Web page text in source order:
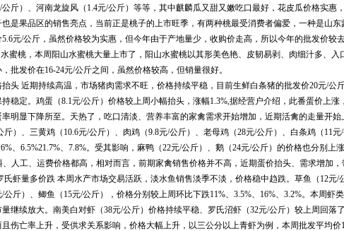
斤）、河南龙旋风（1.4元/公斤）等等，其中麒麟瓜又甜又嫩吃口最好，花皮瓜价格实惠
是果品区的销售亮点，当前正是桃子的上市旺季，有两种桃最受消费者偏爱，一种是山东
元/公斤，虽然价格较为实惠，但今年由于产地量少，收购价走高，所以今年的批发价较
蜜桃，本周阳山水蜜桃大量上市了，阳山水蜜桃以其形美色艳、皮韧易剥、肉细汁多、入
批发价在16-24元/公斤之间，虽然价格较高，但销量很好。
头 近期持续高温，市场猪肉需求不旺，价格持续平稳，目前生鲜白条猪的批发价20元/公
稳定。鸡蛋（8.1元/公斤）价格较上周小幅抬头，涨幅1.3%,据经营户介绍，此番蛋价上涨
明显下降所至。天热了，吃口清淡、营养丰富的家禽需求开始增加，近期活禽的走量开始
）、三黄鸡（10.6元/公斤）、肉鸡（9.8元/公斤）、老母鸡（28元/公斤）、白条鸡（11元
、6.5%21.7%、7.8%。受其影响，麻鸭（22元/公斤）、鹅（24元/公斤）的价格也分别上涨
人工、运费价格都高，相对而言，前期家禽销售价格并不高，近期蛋价抬头、需求增加
虾量多价跌 本周水产市场交易活跃，淡水鱼销售淡季不淡，价格稳中趋跌。草鱼（12元/
公斤）、鲫鱼（15元/公斤），价格分别较上周环比下跌11%、3.5%、16%、3.2%。本周虾
继续放大。南美白对虾（38元/公斤）价格持续平稳、罗氏沼虾（32元/公斤）较上周回落了
伤亡率上升，受供求关系影响，价格大幅上升，以三公分以上青虾为例，本周批发平均价